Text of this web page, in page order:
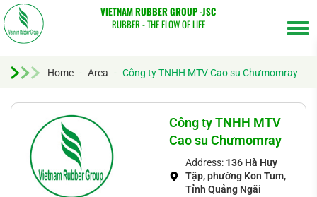
VIETNAM RUBBER GROUP -JSC
RUBBER - THE FLOW OF LIFE
Home - Area - Công ty TNHH MTV Cao su Chưmomray
Công ty TNHH MTV
Cao su Chưmomray
Address: 136 Hà Huy
Tập, phường Kon Tum,
Tỉnh Quảng Ngãi
kiếm...